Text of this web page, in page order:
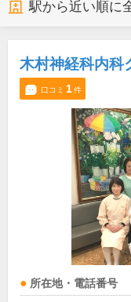
駅から近い順に
木村神経科内科
口コミ 1件
所在地・電話番号